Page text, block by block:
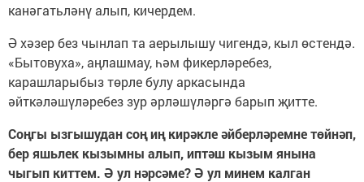
канәгатьләнү алып, кичердем.
Ә хәзер без чынлап та аерылышу чигендә, кыл өстендә.
«Бытовуха», аңлашмау, һәм фикерләребез,
карашларыбыз төрле булу аркасында
әйткәләшүләребез зур әрләшүләргә барып җитте.
Соңгы ызгышудан соң иң кирәкле әйберләремне төйнәп,
бер яшьлек кызымны алып, иптәш кызым янына
чыгып киттем. Ә ул нәрсәме? Ә ул минем калган